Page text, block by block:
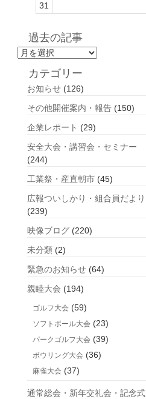
31
過去の記事
過
カテゴリー
お知らせ (126)
その他開催案内・報告 (150)
企業レポート (29)
安全大会・講習会・セミナー
(244)
工業祭・産直朝市 (45)
広報ついしかり・組合員だより
(239)
映像ブログ (220)
未分類 (2)
緊急のお知らせ (64)
親睦大会 (194)
ゴルフ大会 (59)
ソフトボール大会 (23)
パークゴルフ大会 (39)
ボウリング大会 (36)
麻雀大会 (37)
通常総会・新年交礼会・記念式